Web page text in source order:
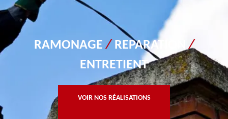
RAMONAGE/ REPARATION/
ENTRETIENT
VOIR NOS RÉALISATIONS